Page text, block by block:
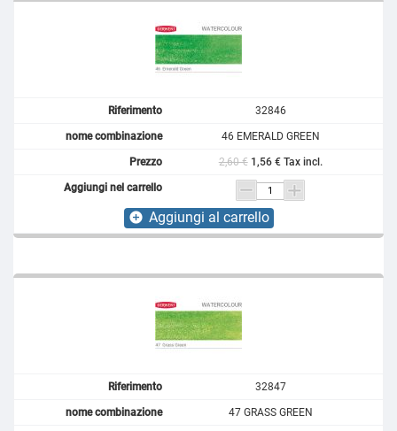
32846
46 EMERALD GREEN
2,60 € 1,56 € Tax incl.
add_circle Aggiungi al carrello
32847
47 GRASS GREEN